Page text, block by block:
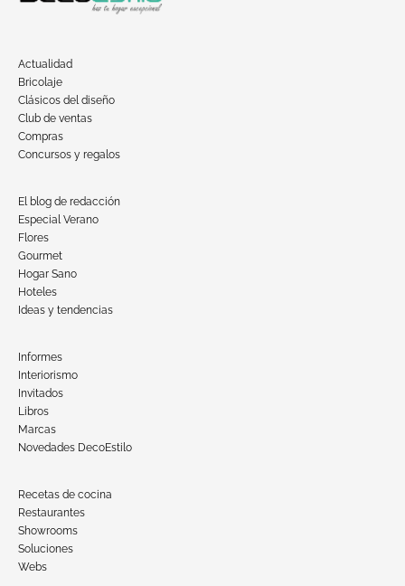
Actualidad
Bricolaje
Clásicos del diseño
Club de ventas
Compras
Concursos y regalos
El blog de redacción
Especial Verano
Flores
Gourmet
Hogar Sano
Hoteles
Ideas y tendencias
Informes
Interiorismo
Invitados
Libros
Marcas
Novedades DecoEstilo
Recetas de cocina
Restaurantes
Showrooms
Soluciones
Webs